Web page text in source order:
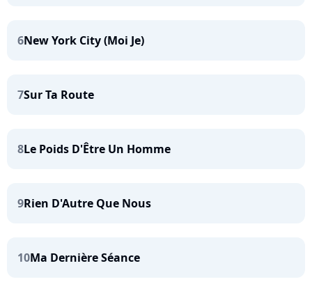
6New York City (Moi Je)
7Sur Ta Route
8Le Poids D'Être Un Homme
9Rien D'Autre Que Nous
10Ma Dernière Séance